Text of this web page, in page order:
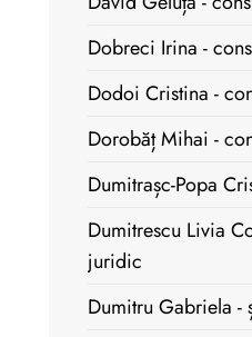
Dobreci Irina -
Dodoi Cristina -
Dorobăț Mihai -
Dumitrașc-Popa
Dumitrescu Livia
juridic
Dumitru Gabriela -